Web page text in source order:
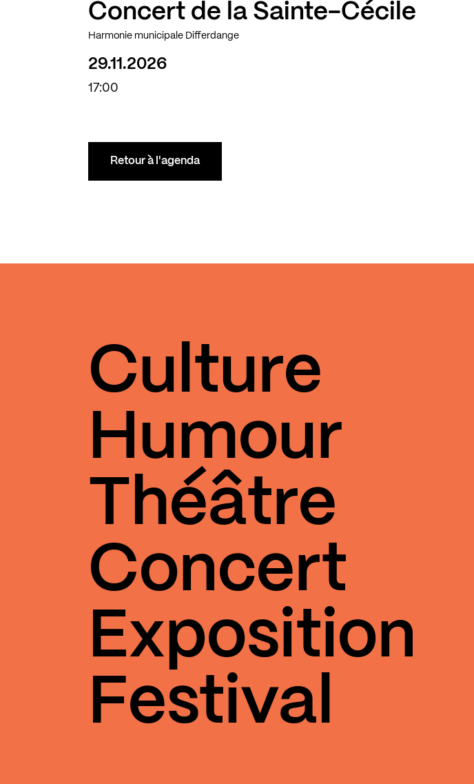
Concert de la Sainte-Cécile
Harmonie municipale Differdange
29.11.2026
17:00
Retour à l'agenda
Culture
Humour
Théâtre
Concert
Exposition
Festival